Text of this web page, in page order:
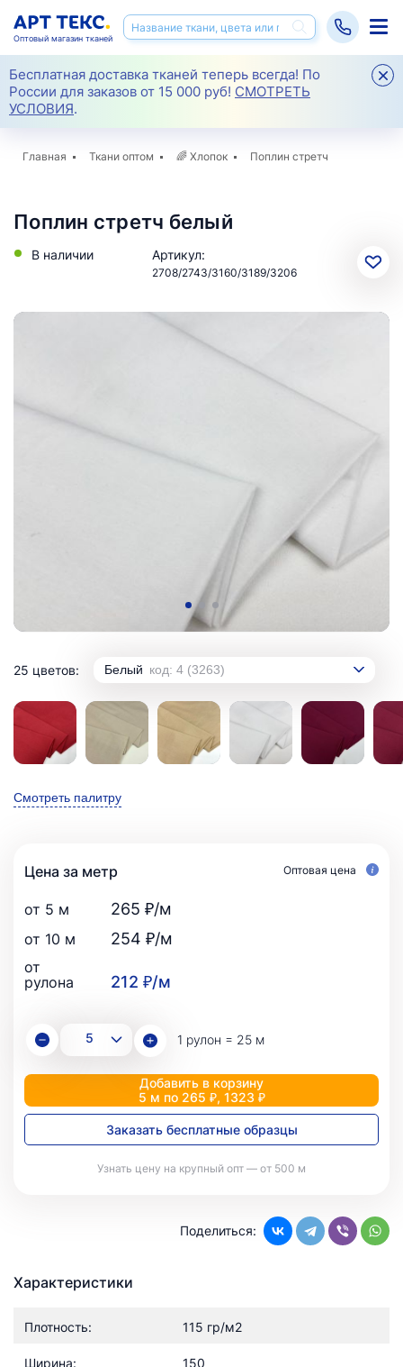
Бесплатная доставка тканей теперь всегда! По
России для заказов от 15 000 руб! СМОТРЕТЬ
УСЛОВИЯ.
Оптовый магазин тканей
Главная Ткани оптом 🌈 Хлопок Поплин стретч
Поплин стретч белый
В наличии Артикул:
2708/2743/3160/3189/3206
25 цветов: Белый код: 4 (3263)
Смотреть палитру
Цена за метр Оптовая цена
от 5 м 265 ₽/м
от 10 м 254 ₽/м
от
рулона
212 ₽/м
1 рулон = 25 м
Добавить в корзину
5 м по 265 ₽, 1323 ₽
Заказать бесплатные образцы
Узнать цену на крупный опт — от 500 м
Поделиться:
Характеристики
Плотность: 115 гр/м2
Ширина: 150